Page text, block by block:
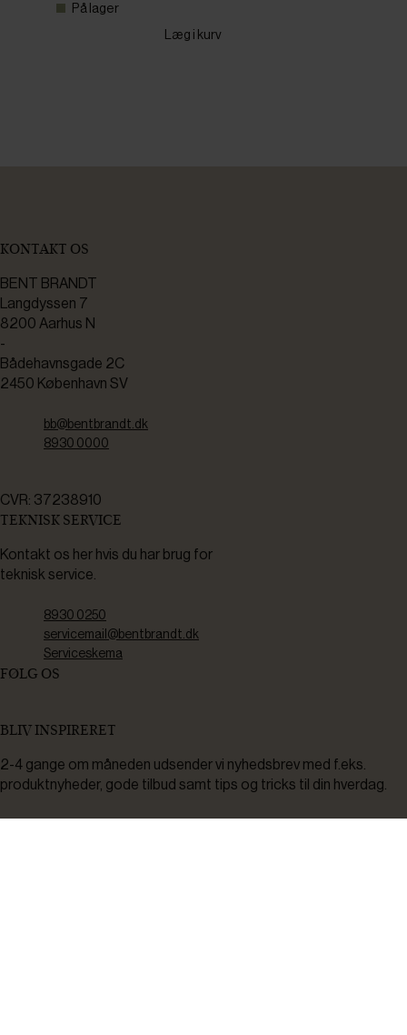
På lager
Læg i kurv
KONTAKT OS
BENT BRANDT
Langdyssen 7
8200 Aarhus N
-
Bådehavnsgade 2C
2450 København SV
bb@bentbrandt.dk
8930 0000
CVR: 37238910
TEKNISK SERVICE
Kontakt os her hvis du har brug for
teknisk service.
8930 0250
servicemail@bentbrandt.dk
Serviceskema
FØLG OS
BLIV INSPIRERET
2-4 gange om måneden udsender vi nyhedsbrev med f.eks.
produktnyheder, gode tilbud samt tips og tricks til din hverdag.